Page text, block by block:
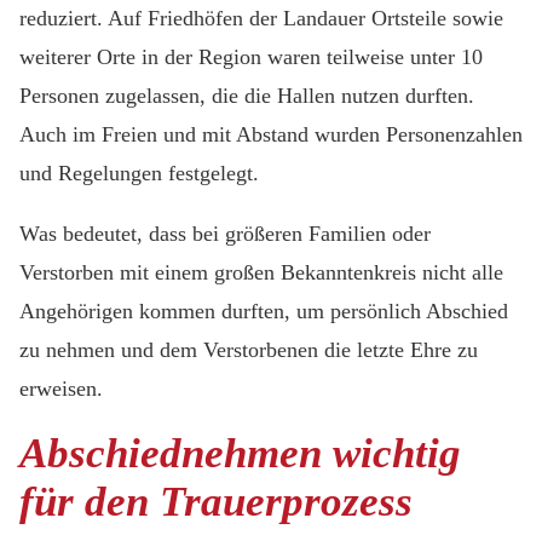
reduziert. Auf Friedhöfen der Landauer Ortsteile sowie
weiterer Orte in der Region waren teilweise unter 10
Personen zugelassen, die die Hallen nutzen durften.
Auch im Freien und mit Abstand wurden Personenzahlen
und Regelungen festgelegt.
Was bedeutet, dass bei größeren Familien oder
Verstorben mit einem großen Bekanntenkreis nicht alle
Angehörigen kommen durften, um persönlich Abschied
zu nehmen und dem Verstorbenen die letzte Ehre zu
erweisen.
Abschiednehmen wichtig
für den Trauerprozess